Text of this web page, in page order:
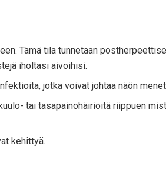
Tämä tila tunnetaan
iholtasi aivoihisi.
jotka voivat johtaa näön
tai tasapainohäiriöitä riippuen
kehittyä.